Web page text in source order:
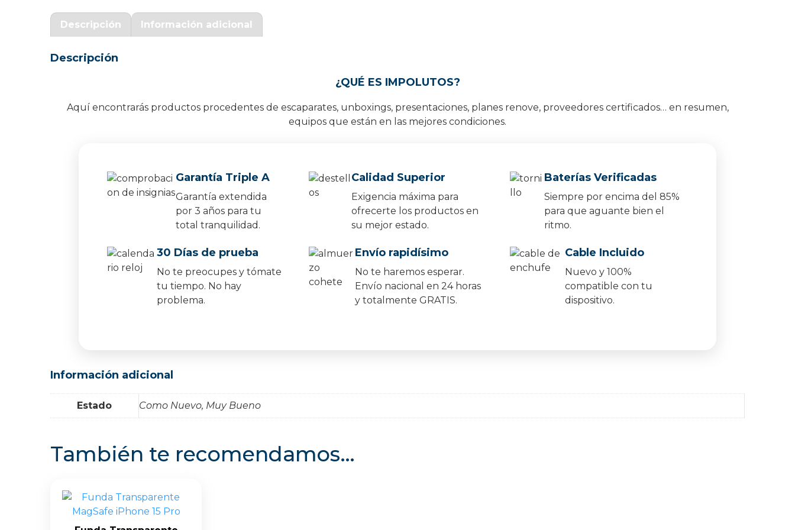
Descripción Información adicional
Descripción
¿QUÉ ES IMPOLUTOS?
Aquí encontrarás productos procedentes de escaparates, unboxings, presentaciones, planes renove, proveedores certificados… en resumen,
equipos que están en las mejores condiciones.
Garantía Triple A
Garantía extendida
por 3 años para tu
total tranquilidad.
Calidad Superior
Exigencia máxima para
ofrecerte los productos en
su mejor estado.
Baterías Verificadas
Siempre por encima del 85%
para que aguante bien el
ritmo.
30 Días de prueba
No te preocupes y tómate
tu tiempo. No hay
problema.
Envío rapidísimo
No te haremos esperar.
Envío nacional en 24 horas
y totalmente GRATIS.
Cable Incluido
Nuevo y 100%
compatible con tu
dispositivo.
Información adicional
Estado Como Nuevo, Muy Bueno
También te recomendamos…
Garantía Zaraphone